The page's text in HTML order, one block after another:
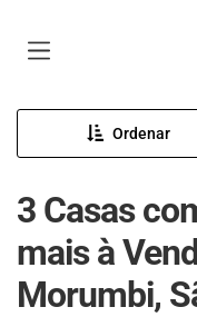
Ordenar
3 Casas
mais à
Morumbi,